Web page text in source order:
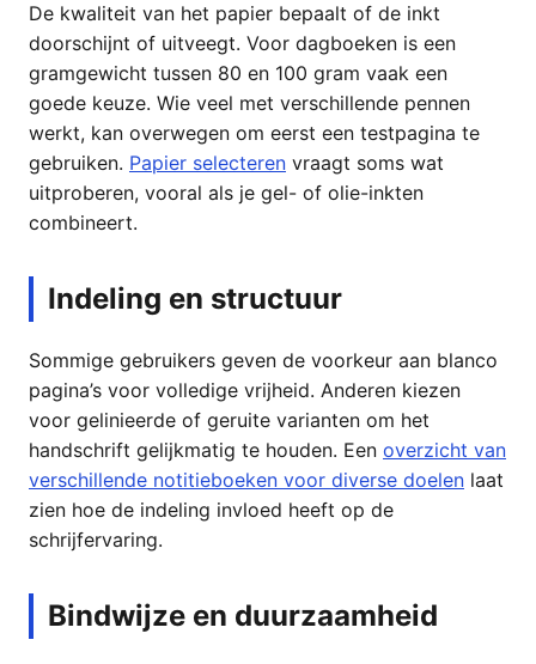
De kwaliteit van het papier bepaalt of de inkt
doorschijnt of uitveegt. Voor dagboeken is een
gramgewicht tussen 80 en 100 gram vaak een
goede keuze. Wie veel met verschillende pennen
werkt, kan overwegen om eerst een testpagina te
gebruiken. Papier selecteren vraagt soms wat
uitproberen, vooral als je gel- of olie-inkten
combineert.
Indeling en structuur
Sommige gebruikers geven de voorkeur aan blanco
pagina’s voor volledige vrijheid. Anderen kiezen
voor gelinieerde of geruite varianten om het
handschrift gelijkmatig te houden. Een overzicht van
verschillende notitieboeken voor diverse doelen laat
zien hoe de indeling invloed heeft op de
schrijfervaring.
Bindwijze en duurzaamheid